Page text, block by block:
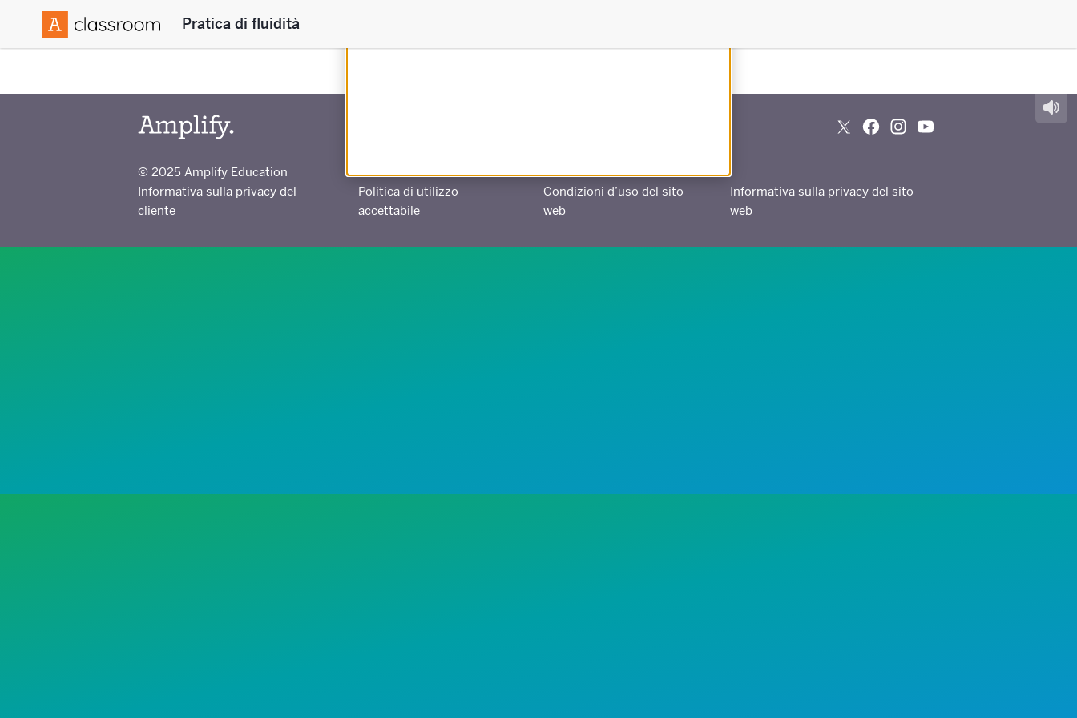
Pratica di fluidità
© 2025 Amplify Education
Informativa sulla privacy del
cliente
Politica di utilizzo
accettabile
Condizioni d’uso del sito
web
Informativa sulla privacy del sito
web